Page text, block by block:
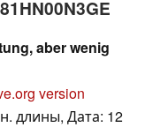
aber wenig
version
длины, Дата: 12